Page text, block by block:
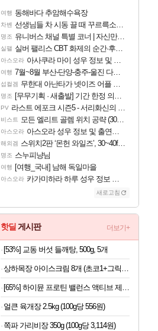
여행 동해바다 추암해수욕장
차벤 선생님들 차 시동 끌 때 꾸르륵소리나는데
명조 유니버스 채널 특별 코너 | 자신만의 스타일
실팰 실버 팰리스 CBT 화제의 순간·후기 모음
아스오라 아사쿠라 마이 성우 정보 및 주요 필모
여행 7월~8월 부산-단양-충주-울진 다녀왔어요~
섭컬겜 무한대 아난타가 넷이즈 어플 달력에 일정 등록
명조 [무무기획 · 새출발] 기간 한정 의뢰 이벤트
PV 라스트 에포크 시즌5 - 서리화신의 분노 티저
비스트 모든 엘리트 골렘 위치 공략 (30개) - 방랑 결투가
아스오라 아스오라 성우 정보 및 출연작 모음
해외겜 스위치2판 ‘몬헌 와일즈’, 30~40fps 목표 추정
명조 스누피냥님
여행 [여행_국내] 남해 독일마을
아스오라 카가미하라 하루 성우 정보 및 주요 필모
새로고침
핫딜 게시판 더보기+
[53%] 교동 버섯 들깨탕, 500g, 5개
얼큰 육개장 2.5kg (100g당 556원)
쪽파 가리비장 350g (100g당 3,114원)